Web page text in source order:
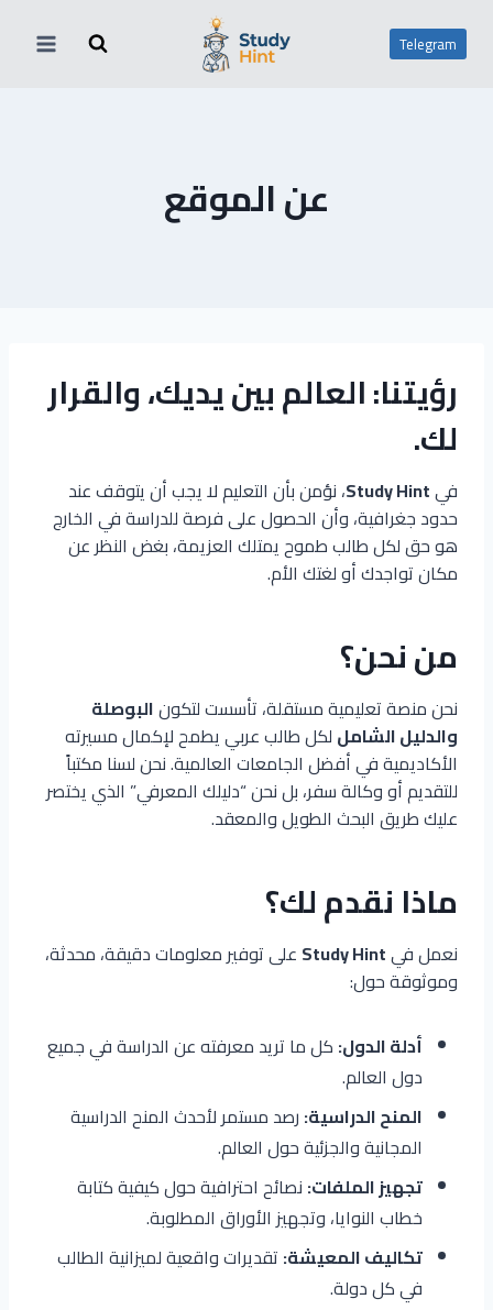
المحتوى
Telegram
عن الموقع
رؤيتنا: العالم بين يديك، والقرار
لك.
فيStudy Hint، نؤمن بأن التعليم لا يجب أن يتوقف عند
حدود جغرافية، وأن الحصول على فرصة للدراسة في الخارج
هو حق لكل طالب طموح يمتلك العزيمة، بغض النظر عن
مكان تواجدك أو لغتك الأم.
من نحن؟
نحن منصة تعليمية مستقلة، تأسست لتكونالبوصلة
والدليل الشامل لكل طالب عربي يطمح لإكمال مسيرته
الأكاديمية في أفضل الجامعات العالمية. نحن لسنا مكتباً
للتقديم أو وكالة سفر، بل نحن “دليلك المعرفي” الذي يختصر
عليك طريق البحث الطويل والمعقد.
ماذا نقدم لك؟
نعمل فيStudy Hint على توفير معلومات دقيقة، محدثة،
وموثوقة حول:
أدلة الدول: كل ما تريد معرفته عن الدراسة في جميع
دول العالم.
المنح الدراسية: رصد مستمر لأحدث المنح الدراسية
المجانية والجزئية حول العالم.
تجهيز الملفات: نصائح احترافية حول كيفية كتابة
خطاب النوايا، وتجهيز الأوراق المطلوبة.
تكاليف المعيشة: تقديرات واقعية لميزانية الطالب
في كل دولة.